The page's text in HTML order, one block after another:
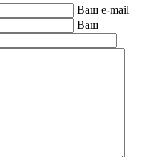
Ваш e-mail
Ваш